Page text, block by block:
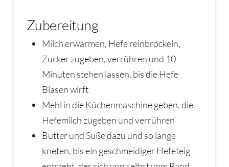
Zubereitung
Milch erwärmen, Hefe reinbröckeln,
Zucker zugeben, verrühren und 10
Minuten stehen lassen, bis die Hefe
Blasen wirft
Mehl in die Küchenmaschine geben, die
Hefemilch zugeben und verrühren
Butter und Süße dazu und so lange
kneten, bis ein geschmeidiger Hefeteig